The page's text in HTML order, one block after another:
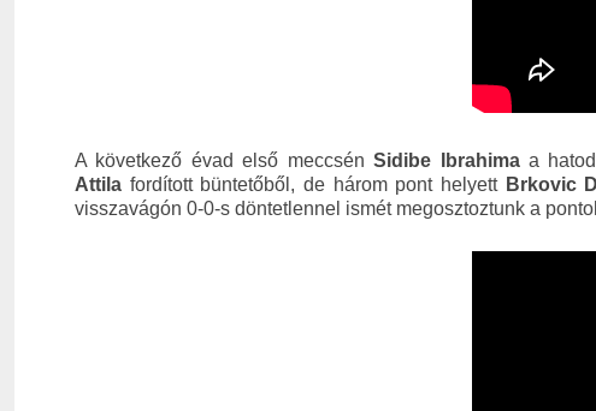
A következő évad első meccsén Sidibe Ibrahimaa
Attila fordított büntetőből, de három pont helyett Brkovic
visszavágón 0-0-s döntetlennel ismét megosztoztunk a